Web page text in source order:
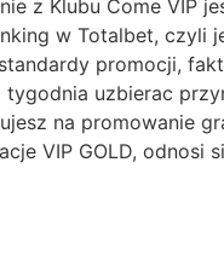
z Klubu Come VIP
w Totalbet, czyli
promocji,
tygodnia uzbierac
na promowanie
VIP GOLD, odnosi